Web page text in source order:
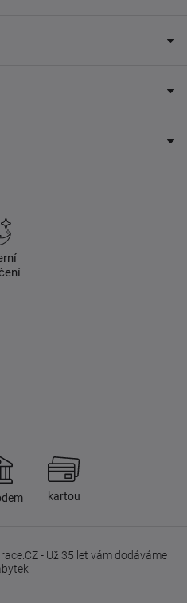
kartou
- Už 35 let vám dodáváme